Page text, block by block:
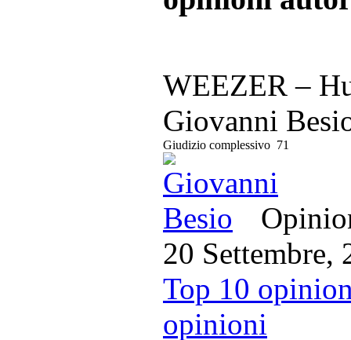
WEEZER –
Giovanni
Giudizio complessivo 71
20 Settembre,
Top 10
opinioni